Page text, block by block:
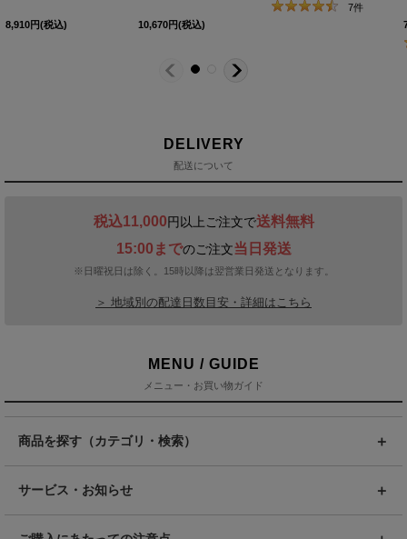
8,910円(税込) 10,670円(税込)
7件
DELIVERY
配送について
税込11,000円以上ご注文で送料無料
15:00までのご注文当日発送
※日曜祝日は除く。15時以降は翌営業日発送となります。
＞ 地域別の配達日数目安・詳細はこちら
MENU / GUIDE
メニュー・お買い物ガイド
商品を探す（カテゴリ・検索）
サービス・お知らせ